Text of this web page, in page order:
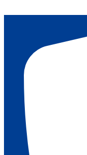
содержимому